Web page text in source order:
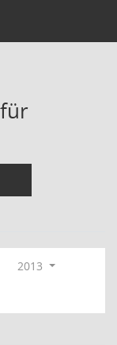
2013